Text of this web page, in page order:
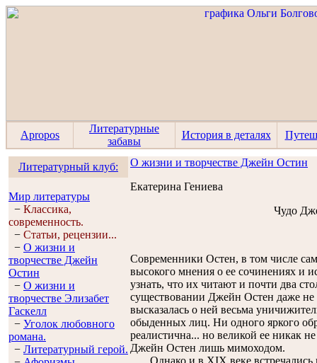
Apropos
Литературные
забавы
История в деталях
Литературный клуб:
Мир литературы
− Классика,
современность.
− Статьи, рецензии...
− О жизни и
творчестве Джейн
Остин
− О жизни и
творчестве Элизабет
Гaскелл
− Уголок любовного
романа.
− Литературный герой.
О жизни и творчестве Джейн Остин
Екатерина Гениева
Чудо
Современники Остен, в том числе
высокого мнения о ее сочинениях и
узнать, что их читают и почти два
существовании Джейн Остен даже не
высказалась о ней весьма
обыденных лиц. Ни одного яркого
реалистична... но великой ее никак
Джейн Остен лишь мимоходом.
Однако и в XIX веке встречались